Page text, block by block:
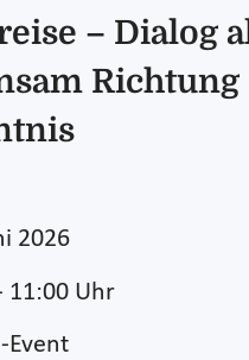
– Dialog
Richtung
2026
11:00 Uhr
Event